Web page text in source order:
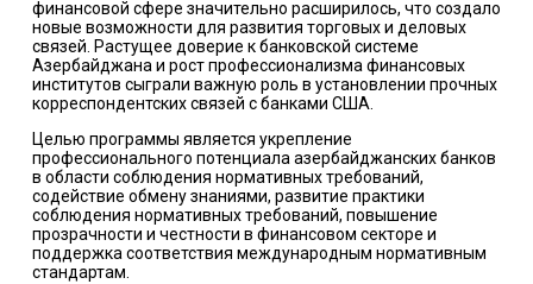
финансовой сфере значительно расширилось, что создало
новые возможности для развития торговых и деловых
связей. Растущее доверие к банковской системе
Азербайджана и рост профессионализма финансовых
институтов сыграли важную роль в установлении прочных
корреспондентских связей с банками США.
Целью программы является укрепление
профессионального потенциала азербайджанских банков
в области соблюдения нормативных требований,
содействие обмену знаниями, развитие практики
соблюдения нормативных требований, повышение
прозрачности и честности в финансовом секторе и
поддержка соответствия международным нормативным
стандартам.